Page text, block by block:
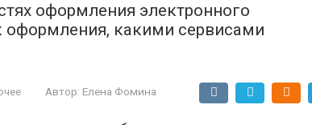
оформления электронного
оформления, какими сервисами
Автор: Елена Фомина